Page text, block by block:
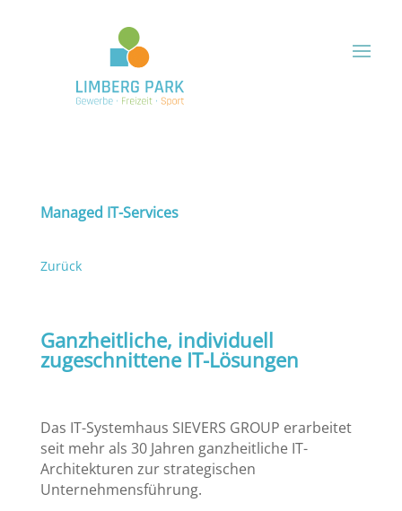
Managed IT-Services
Zurück
Ganzheitliche, individuell
zugeschnittene IT-Lösungen
Das IT-Systemhaus SIEVERS GROUP erarbeitet
seit mehr als 30 Jahren ganzheitliche IT-
Architekturen zur strategischen
Unternehmensführung.